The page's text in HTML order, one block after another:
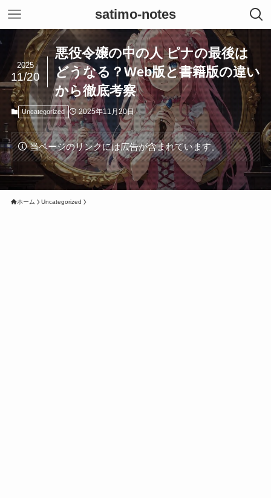
satimo-notes
悪役令嬢の中の人 ピナの最後は
どうなる？Web版と書籍版の違い
から徹底考察
2025
11/20
Uncategorized 2025年11月20日
当ページのリンクには広告が含まれています。
ホーム Uncategorized